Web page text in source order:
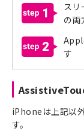
1
スリ
の両
2
す
iPhoneは上記以
す。